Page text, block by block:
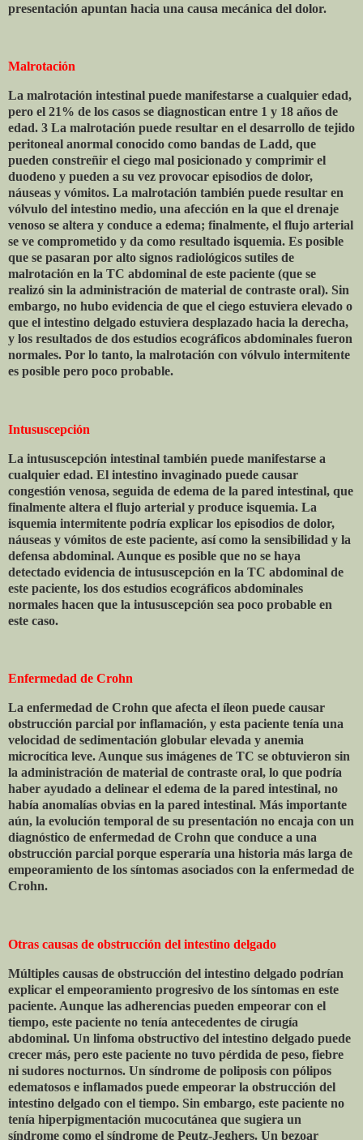
presentación apuntan hacia una causa mecánica del dolor.
Malrotación
La malrotación intestinal puede manifestarse a cualquier edad,
pero el 21% de los casos se diagnostican entre 1 y 18 años de
edad. 3 La malrotación puede resultar en el desarrollo de tejido
peritoneal anormal conocido como bandas de Ladd, que
pueden constreñir el ciego mal posicionado y comprimir el
duodeno y pueden a su vez provocar episodios de dolor,
náuseas y vómitos. La malrotación también puede resultar en
vólvulo del intestino medio, una afección en la que el drenaje
venoso se altera y conduce a edema; finalmente, el flujo arterial
se ve comprometido y da como resultado isquemia. Es posible
que se pasaran por alto signos radiológicos sutiles de
malrotación en la TC abdominal de este paciente (que se
realizó sin la administración de material de contraste oral). Sin
embargo, no hubo evidencia de que el ciego estuviera elevado o
que el intestino delgado estuviera desplazado hacia la derecha,
y los resultados de dos estudios ecográficos abdominales fueron
normales. Por lo tanto, la malrotación con vólvulo intermitente
es posible pero poco probable.
Intususcepción
La intususcepción intestinal también puede manifestarse a
cualquier edad. El intestino invaginado puede causar
congestión venosa, seguida de edema de la pared intestinal, que
finalmente altera el flujo arterial y produce isquemia. La
isquemia intermitente podría explicar los episodios de dolor,
náuseas y vómitos de este paciente, así como la sensibilidad y la
defensa abdominal. Aunque es posible que no se haya
detectado evidencia de intususcepción en la TC abdominal de
este paciente, los dos estudios ecográficos abdominales
normales hacen que la intususcepción sea poco probable en
este caso.
Enfermedad de Crohn
La enfermedad de Crohn que afecta el íleon puede causar
obstrucción parcial por inflamación, y esta paciente tenía una
velocidad de sedimentación globular elevada y anemia
microcítica leve. Aunque sus imágenes de TC se obtuvieron sin
la administración de material de contraste oral, lo que podría
haber ayudado a delinear el edema de la pared intestinal, no
había anomalías obvias en la pared intestinal. Más importante
aún, la evolución temporal de su presentación no encaja con un
diagnóstico de enfermedad de Crohn que conduce a una
obstrucción parcial porque esperaría una historia más larga de
empeoramiento de los síntomas asociados con la enfermedad de
Crohn.
Otras causas de obstrucción del intestino delgado
Múltiples causas de obstrucción del intestino delgado podrían
explicar el empeoramiento progresivo de los síntomas en este
paciente. Aunque las adherencias pueden empeorar con el
tiempo, este paciente no tenía antecedentes de cirugía
abdominal. Un linfoma obstructivo del intestino delgado puede
crecer más, pero este paciente no tuvo pérdida de peso, fiebre
ni sudores nocturnos. Un síndrome de poliposis con pólipos
edematosos e inflamados puede empeorar la obstrucción del
intestino delgado con el tiempo. Sin embargo, este paciente no
tenía hiperpigmentación mucocutánea que sugiera un
síndrome como el síndrome de Peutz-Jeghers. Un bezoar